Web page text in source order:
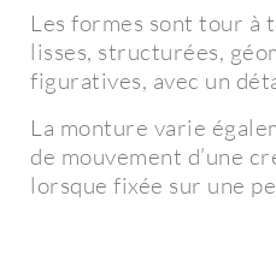
Les formes sont tour à
lisses, structurées,
figuratives, avec un
La monture varie
de mouvement d’une
lorsque fixée sur une